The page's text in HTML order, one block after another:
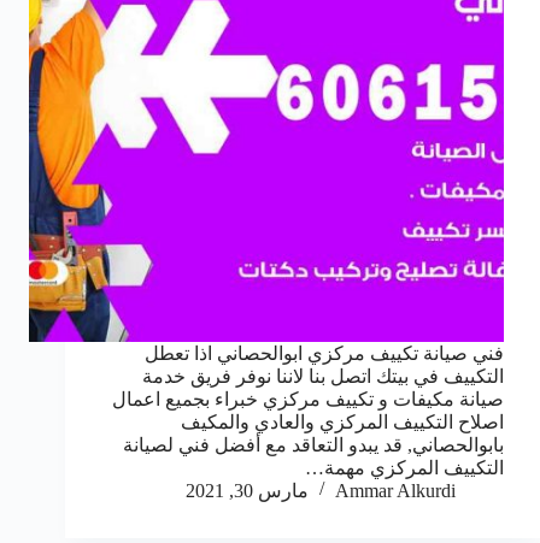
فني صيانة تكييف مركزي ابوالحصاني اذا تعطل
التكييف في بيتك اتصل بنا لاننا نوفر فريق خدمة
صيانة مكيفات و تكييف مركزي خبراء بجميع اعمال
اصلاح التكييف المركزي والعادي والمكيف
بابوالحصاني, قد يبدو التعاقد مع أفضل فني لصيانة
التكييف المركزي مهمة…
Ammar Alkurdi
مارس 30, 2021